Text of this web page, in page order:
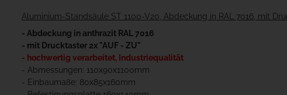
Aluminium-Standsäule ST 1100-V20, Abdeckung in RAL 7016, mit
- Abdeckung in anthrazit RAL 7016
- mit Drucktaster 2x "AUF - ZU"
- hochwertig verarbeitet, Industriequalität
- Abmessungen: 110x90x1100mm
- Einbaumaße: 80x85x160mm